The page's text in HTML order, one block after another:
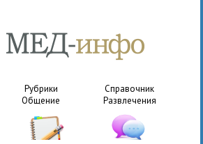
Рубрики
Справочник
Общение Развлечения